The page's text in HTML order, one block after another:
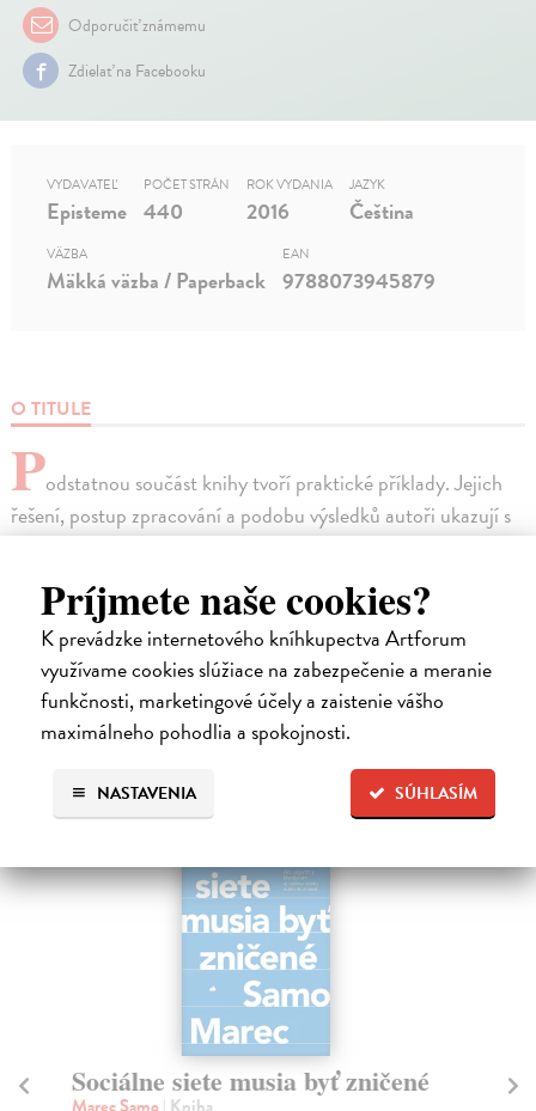
Príjmete naše cookies?
K prevádzke internetového kníhkupectva Artforum
využívame cookies slúžiace na zabezpečenie a meranie
funkčnosti, marketingové účely a zaistenie vášho
maximálneho pohodlia a spokojnosti.
SÚHLASÍM
NASTAVENIA
Odporučiť známemu
Zdielať na Facebooku
O TITULE
Podstatnou součást knihy tvoří praktické příklady. Jejich
řešení, postup zpracování a podobu výsledků autoři ukazují s
běžně využívaných v České republice. K praktickým
příkladům také doplňují, jak mohou být statistické výsledky
prezentovány v anglicky psaných odborných publikacích, i jak
v těchto publikacích použité statistické metody popsat.
VYDAVATEĽ
Episteme
POČET STRÁN
440
ROK VYDANIA
2016
JAZYK
Čeština
VÄZBA
Mäkká väzba / Paperback
EAN
9788073945879
High-contrast mode
Podobné tituly
Sociálne siete musia byť zničené